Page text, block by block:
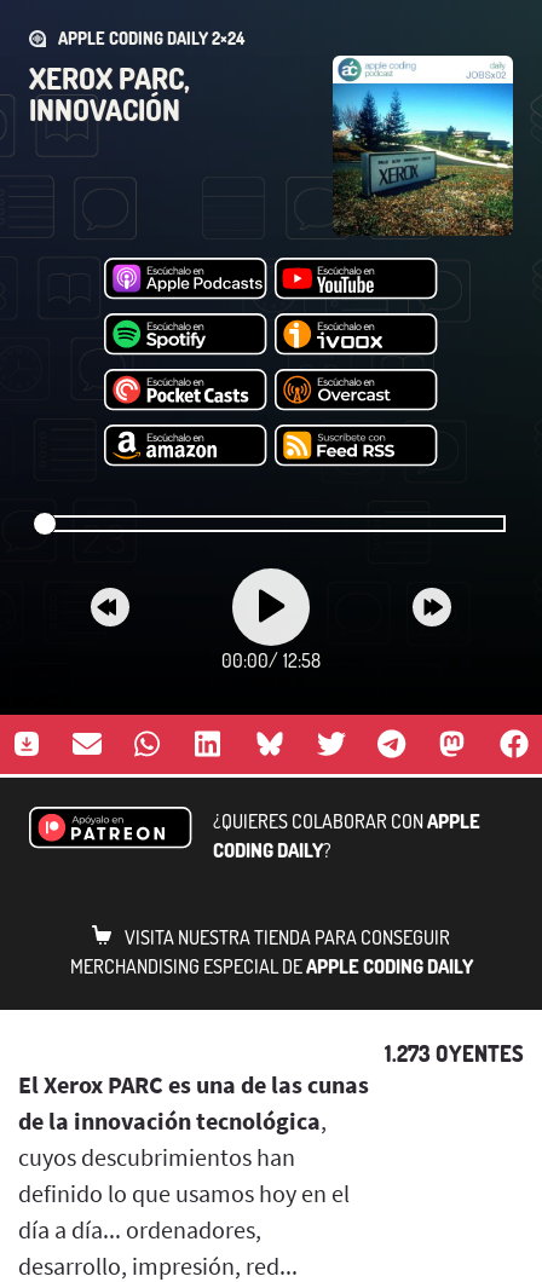
APPLE CODING DAILY 2×24
XEROX PARC,
INNOVACIÓN
00:00/ 12:58
¿QUIERES COLABORAR CONAPPLE
CODING DAILY?
VISITA NUESTRA TIENDA PARA CONSEGUIR
MERCHANDISING ESPECIAL DEAPPLE CODING DAILY
1.273 OYENTES
El Xerox PARC es una de las cunas
de la innovación tecnológica,
cuyos descubrimientos han
definido lo que usamos hoy en el
día a día... ordenadores,
desarrollo, impresión, red...